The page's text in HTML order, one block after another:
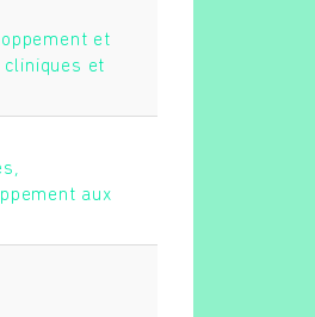
et
et
aux